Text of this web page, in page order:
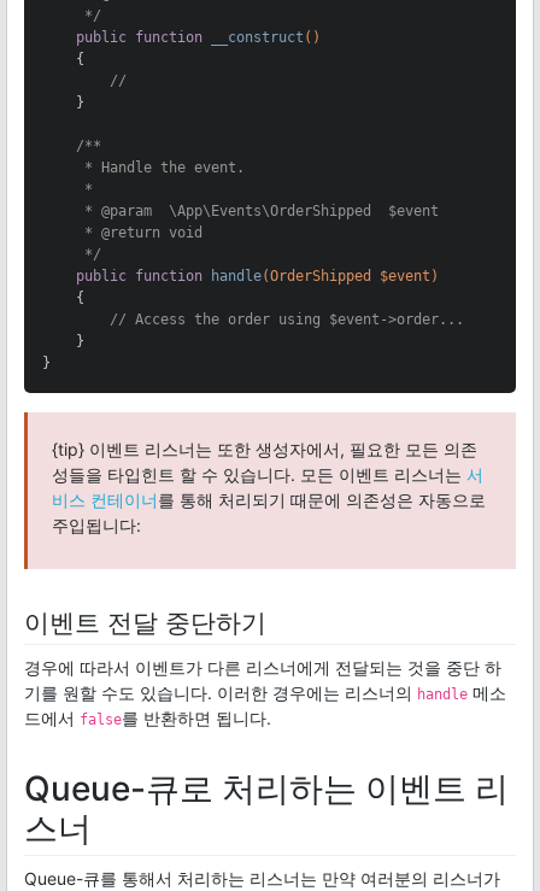
     */
public function __construct ()
{
//
    }
/**
     * Handle the event.
     *
     *
@param
  \App\Events\OrderShipped  $event
     *
@return void
     */
public function handle(OrderShipped $event)
{
// Access the order using $event->order...
    }
}
{tip} 이벤트 리스너는 또한 생성자에서, 필요한 모든 의존
성들을 타입힌트 할 수 있습니다. 모든 이벤트 리스너는 서
비스 컨테이너를 통해 처리되기 때문에 의존성은 자동으로
주입됩니다:
이벤트 전달 중단하기
경우에 따라서 이벤트가 다른 리스너에게 전달되는 것을 중단 하
기를 원할 수도 있습니다. 이러한 경우에는 리스너의 handle 메소
드에서 false를 반환하면 됩니다.
Queue-큐로 처리하는 이벤트 리
스너
Queue-큐를 통해서 처리하는 리스너는 만약 여러분의 리스너가